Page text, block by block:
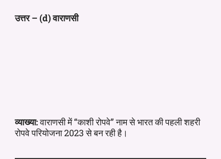
उत्तर – (d) वाराणसी
व्याख्या:वाराणसी में “काशी रोपवे” नाम से भारत की पहली शहरी
रोपवे परियोजना 2023 से बन रही है।